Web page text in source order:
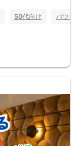
50代向け バツイ